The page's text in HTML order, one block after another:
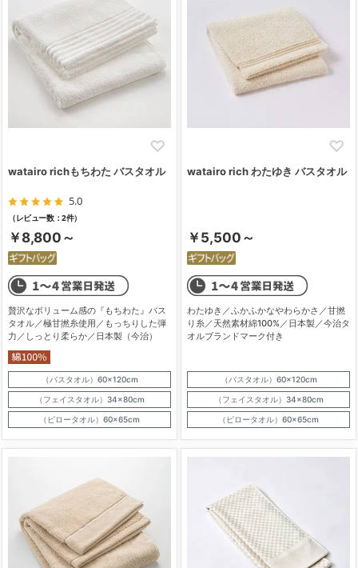
watairo richもちわた バスタオル
5.0
（レビュー数：2件）
￥8,800～
贅沢なボリューム感の『もちわた』バス
タオル／極甘撚糸使用／もっちりした弾
力／しっとり柔らか／日本製（今治）
（バスタオル）60×120cm
（フェイスタオル）34×80cm
（ピロータオル）60×65cm
watairo rich わたゆき バスタオル
￥5,500～
わたゆき／ふかふかなやわらかさ／甘撚
り糸／天然素材綿100%／日本製／今治タ
オルブランドマーク付き
（バスタオル）60×120cm
（フェイスタオル）34×80cm
（ピロータオル）60×65cm